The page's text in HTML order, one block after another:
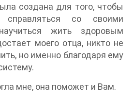
создана для того, чтобы
со своими
жить здоровым
моего отца, никто не
но именно благодаря ему
мне, она поможет и Вам.